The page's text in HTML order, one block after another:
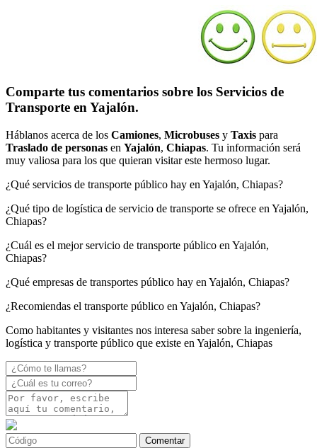
Comparte tus comentarios sobre los Servicios de
Transporte en Yajalón.
Háblanos acerca de los Camiones, Microbuses y Taxis para
Traslado de personas en Yajalón, Chiapas. Tu información será
muy valiosa para los que quieran visitar este hermoso lugar.
¿Qué servicios de transporte público hay en Yajalón, Chiapas?
¿Qué tipo de logística de servicio de transporte se ofrece en Yajalón,
Chiapas?
¿Cuál es el mejor servicio de transporte público en Yajalón,
Chiapas?
¿Qué empresas de transportes público hay en Yajalón, Chiapas?
¿Recomiendas el transporte público en Yajalón, Chiapas?
Como habitantes y visitantes nos interesa saber sobre la ingeniería,
logística y transporte público que existe en Yajalón, Chiapas